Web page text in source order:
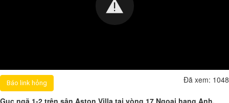
Báo link hỏng Đã xem: 1048
Gục ngã 1-2 trên sân Aston Villa tại vòng 17 Ngoại hạng Anh,